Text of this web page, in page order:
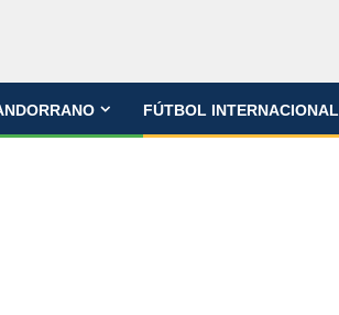
FÚTBOL INTERNACIONAL